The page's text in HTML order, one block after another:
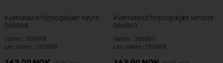
Kverneland forplogskjær høyre
066868
Varenr.: 366868
Lev. varenr.: 066868
Kverneland forplogskjær venstre
066869
Varenr.: 366869
Lev. varenr.: 066869